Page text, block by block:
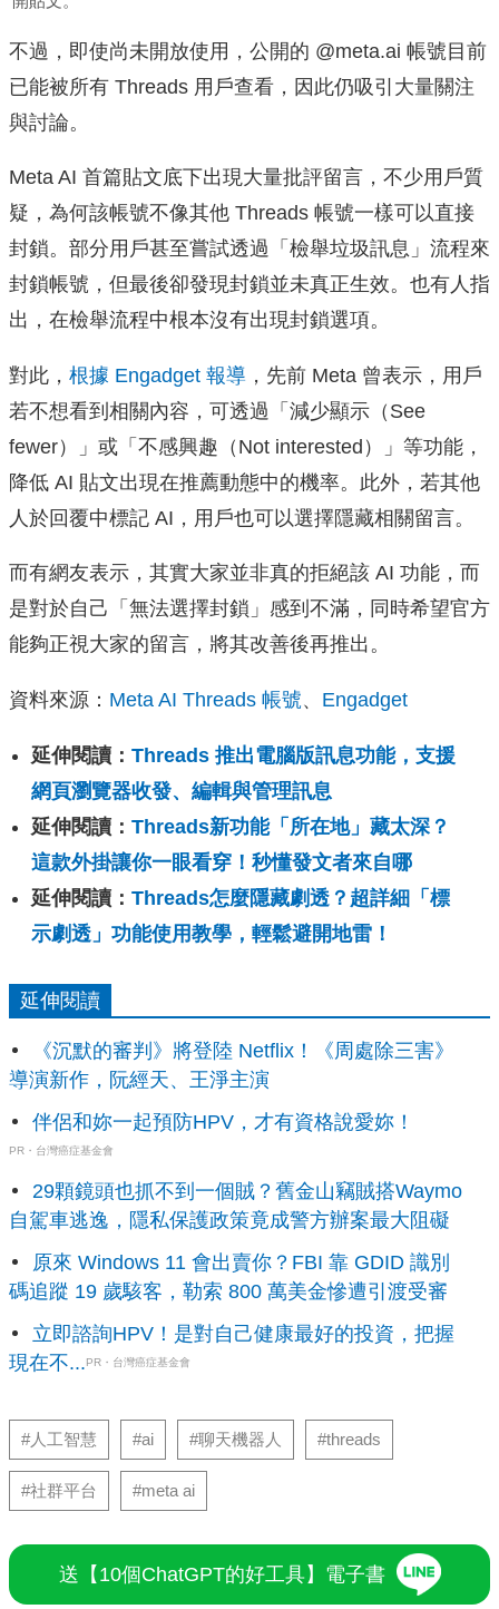
不過，即使尚未開放使用，公開的 @meta.ai 帳號目前
已能被所有 Threads 用戶查看，因此仍吸引大量關注
與討論。
Meta AI 首篇貼文底下出現大量批評留言，不少用戶質
疑，為何該帳號不像其他 Threads 帳號一樣可以直接
封鎖。部分用戶甚至嘗試透過「檢舉垃圾訊息」流程來
封鎖帳號，但最後卻發現封鎖並未真正生效。也有人指
出，在檢舉流程中根本沒有出現封鎖選項。
對此， 根據 Engadget 報導 ，先前 Meta 曾表示，用戶
若不想看到相關內容，可透過「減少顯示（See
fewer）」或「不感興趣（Not interested）」等功能，
降低 AI 貼文出現在推薦動態中的機率。此外，若其他
人於回覆中標記 AI，用戶也可以選擇隱藏相關留言。
而有網友表示，其實大家並非真的拒絕該 AI 功能，而
是對於自己「無法選擇封鎖」感到不滿，同時希望官方
能夠正視大家的留言，將其改善後再推出。
資料來源： Meta AI Threads 帳號、 Engadget
延伸閱讀： Threads 推出電腦版訊息功能，支援
網頁瀏覽器收發、編輯與管理訊息
延伸閱讀： Threads新功能「所在地」藏太深？
這款外掛讓你一眼看穿！秒懂發文者來自哪
延伸閱讀： Threads怎麼隱藏劇透？超詳細「標
示劇透」功能使用教學，輕鬆避開地雷！
延伸閱讀
《沉默的審判》將登陸 Netflix！《周處除三害》
導演新作，阮經天、王淨主演
伴侶和妳一起預防HPV，才有資格說愛妳！
PR・台灣癌症基金會
29顆鏡頭也抓不到一個賊？舊金山竊賊搭Waymo
自駕車逃逸，隱私保護政策竟成警方辦案最大阻礙
原來 Windows 11 會出賣你？FBI 靠 GDID 識別
碼追蹤 19 歲駭客，勒索 800 萬美金慘遭引渡受審
立即諮詢HPV！是對自己健康最好的投資，把握
現在不...PR・台灣癌症基金會
#人工智慧 #ai #聊天機器人 #threads
#社群平台 #meta ai
送【10個ChatGPT的好工具】電子書